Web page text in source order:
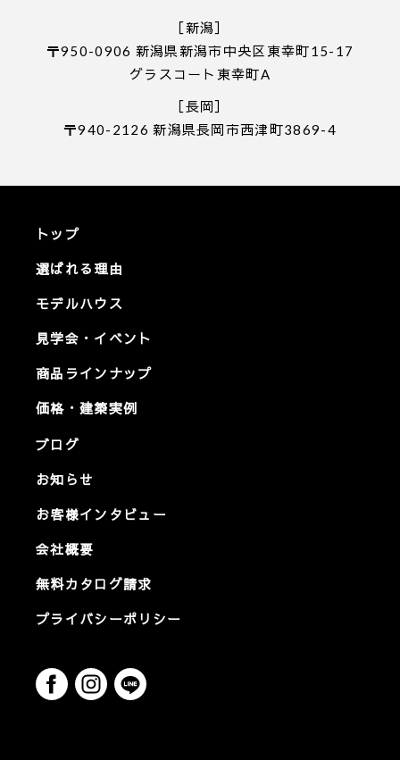
［新潟］
〒950-0906 新潟県新潟市中央区東幸町15-17
グラスコート東幸町A
［長岡］
〒940-2126 新潟県長岡市西津町3869-4
トップ
選ばれる理由
モデルハウス
見学会・イベント
商品ラインナップ
価格・建築実例
ブログ
お知らせ
お客様インタビュー
会社概要
無料カタログ請求
プライバシーポリシー